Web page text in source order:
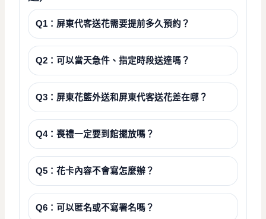
Q1：屏東代客送花需要提前多久預約？
Q2：可以當天急件、指定時段送達嗎？
Q3：屏東花籃外送和屏東代客送花差在哪？
Q4：喪禮一定要到館擺放嗎？
Q5：花卡內容不會寫怎麼辦？
Q6：可以匿名或不寫署名嗎？